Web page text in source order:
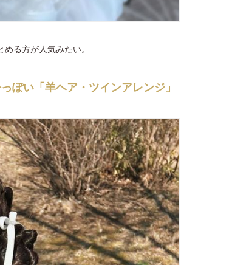
る方が人気みたい。
ぽい「羊ヘア・ツインアレンジ」